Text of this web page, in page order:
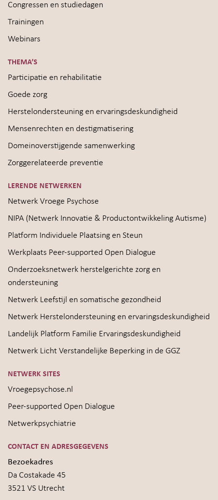
Congressen en studiedagen
Trainingen
Webinars
THEMA’S
Participatie en rehabilitatie
Goede zorg
Herstelondersteuning en ervaringsdeskundigheid
Mensenrechten en destigmatisering
Domeinoverstijgende samenwerking
Zorggerelateerde preventie
LERENDE NETWERKEN
Netwerk Vroege Psychose
NIPA (Netwerk Innovatie & Productontwikkeling Autisme)
Platform Individuele Plaatsing en Steun
Werkplaats Peer-supported Open Dialogue
Onderzoeksnetwerk herstelgerichte zorg en
ondersteuning
Netwerk Leefstijl en somatische gezondheid
Netwerk Herstelondersteuning en ervaringsdeskundigheid
Landelijk Platform Familie Ervaringsdeskundigheid
Netwerk Licht Verstandelijke Beperking in de GGZ
NETWERK SITES
Vroegepsychose.nl
Peer-supported Open Dialogue
Netwerkpsychiatrie
CONTACT EN ADRESGEGEVENS
Bezoekadres
Da Costakade 45
3521 VS Utrecht